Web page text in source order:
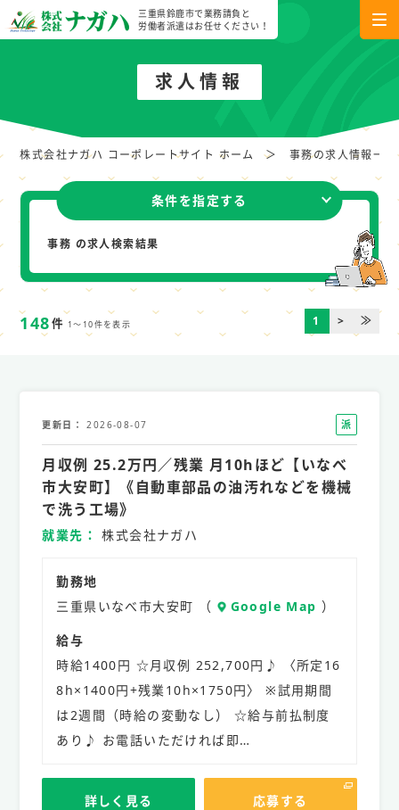
三重県鈴鹿市で業務請負と
労働者派遣はお任せください！
求人情報
株式会社ナガハ コーポレートサイト ホーム 事務の求人情報一覧
条件を指定する
事務 の求人検索結果
148件 1～10件を表示 1 > ≫
更新日 2026-08-07
派
遣
社
員
月収例 25.2万円／残業 月10hほど【いなべ
市大安町】《自動車部品の油汚れなどを機械
で洗う工場》
就業先 株式会社ナガハ
勤務地
三重県いなべ市大安町 （
Google Map ）
給与
時給1400円 ☆月収例 252,700円♪ 〈所定16
8h×1400円+残業10h×1750円〉 ※試用期間
は2週間（時給の変動なし） ☆給与前払制度
あり♪ お電話いただければ即…
詳しく見る 応募する